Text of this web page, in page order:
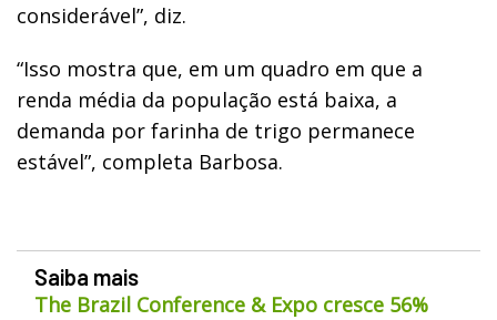
considerável”, diz.
“Isso mostra que, em um quadro em que a
renda média da população está baixa, a
demanda por farinha de trigo permanece
estável”, completa Barbosa.
Saiba mais
The Brazil Conference & Expo cresce 56%